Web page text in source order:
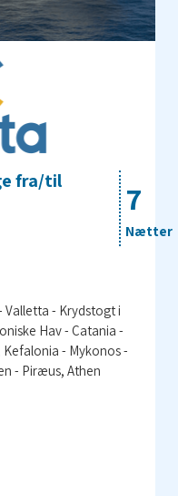
7
Nætter
fra/til
Valletta - Krydstogt i
Hav - Catania -
- Mykonos -
- Piræus, Athen